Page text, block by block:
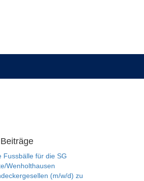
Fussbälle für die SG
Wenholthausen
(m/w/d) zu